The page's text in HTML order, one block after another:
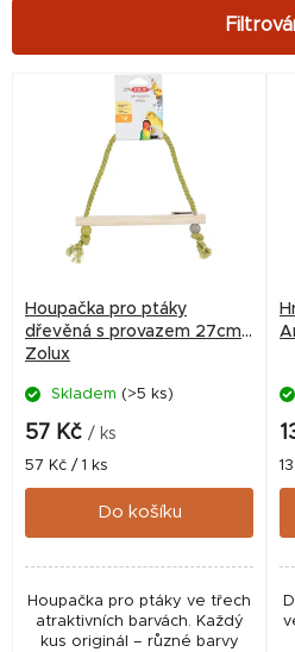
o
d
Houpačka pro ptáky
dřevěná s provazem 27cm
Zolux
Skladem (>5 ks)
57 Kč / ks
Měrná
cena:
57 Kč / 1 ks
Do košíku
Houpačka pro ptáky ve třech
atraktivních barvách. Každý
kus originál – různé barvy